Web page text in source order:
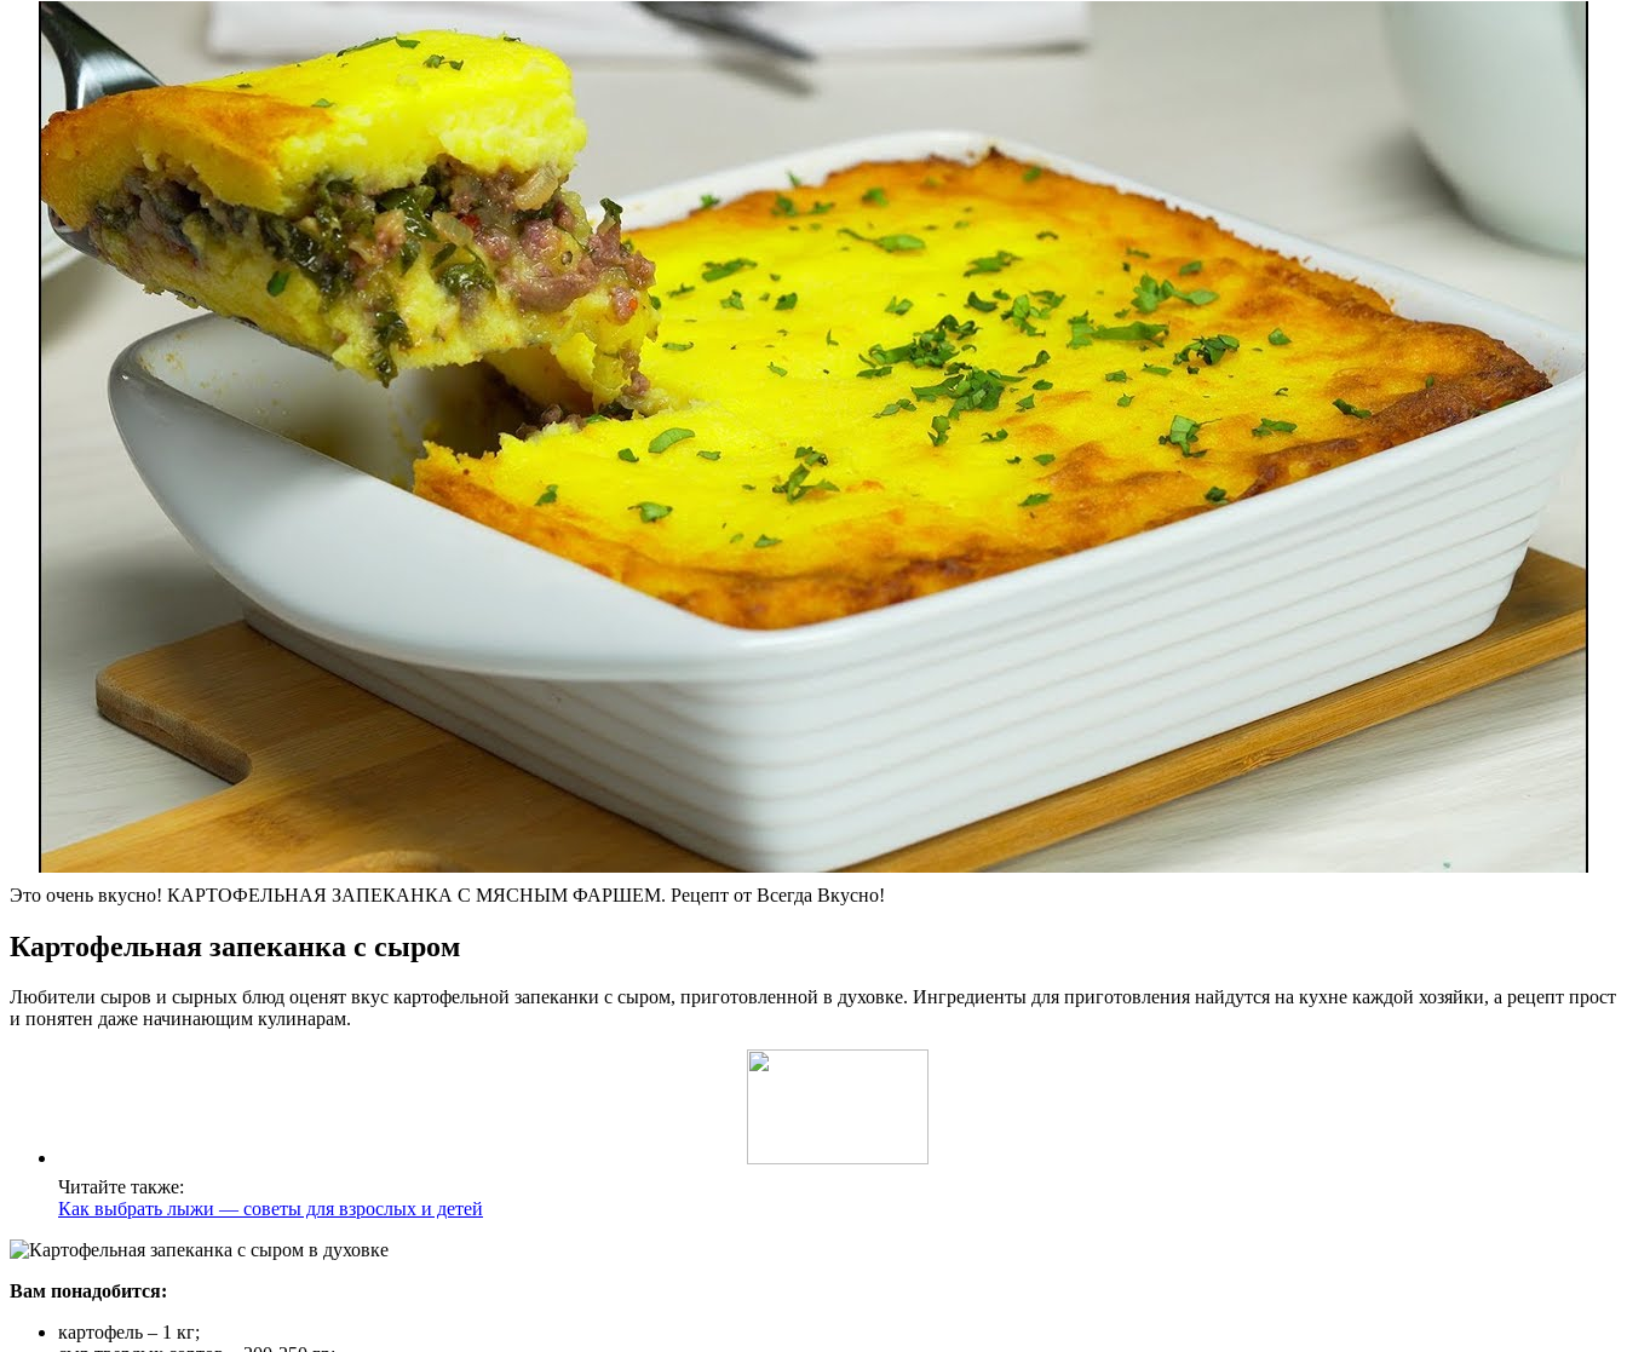
Это очень вкусно! КАРТОФЕЛЬНАЯ ЗАПЕКАНКА С МЯСНЫМ ФАРШЕМ. Рецепт от Всегда Вкусно!
Картофельная запеканка с сыром
Любители сыров и сырных блюд оценят вкус картофельной запеканки с сыром, приготовленной в духовке. Ингредиенты для приготовления найдутся на кухне каждой хозяйки, а рецепт прост
и понятен даже начинающим кулинарам.
Читайте также:
Как выбрать лыжи — советы для взрослых и детей
Вам понадобится:
картофель – 1 кг;